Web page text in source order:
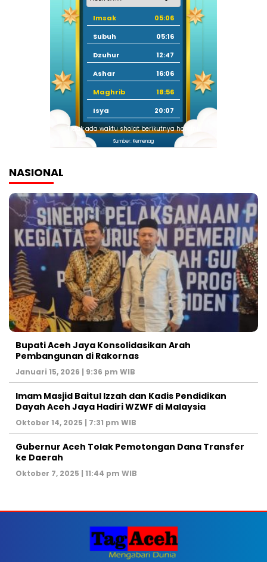
Imsak
05:06
Subuh
05:16
Dzuhur
12:47
Ashar
16:06
Maghrib
18:56
Isya
20:07
Tidak ada waktu sholat berikutnya hari ini.
Sumber: Kemenag
NASIONAL
Bupati Aceh Jaya Konsolidasikan Arah
Pembangunan di Rakornas
Januari 15, 2026 | 9:36 pm WIB
Imam Masjid Baitul Izzah dan Kadis Pendidikan
Dayah Aceh Jaya Hadiri WZWF di Malaysia
Oktober 14, 2025 | 7:31 pm WIB
Gubernur Aceh Tolak Pemotongan Dana Transfer
ke Daerah
Oktober 7, 2025 | 11:44 pm WIB